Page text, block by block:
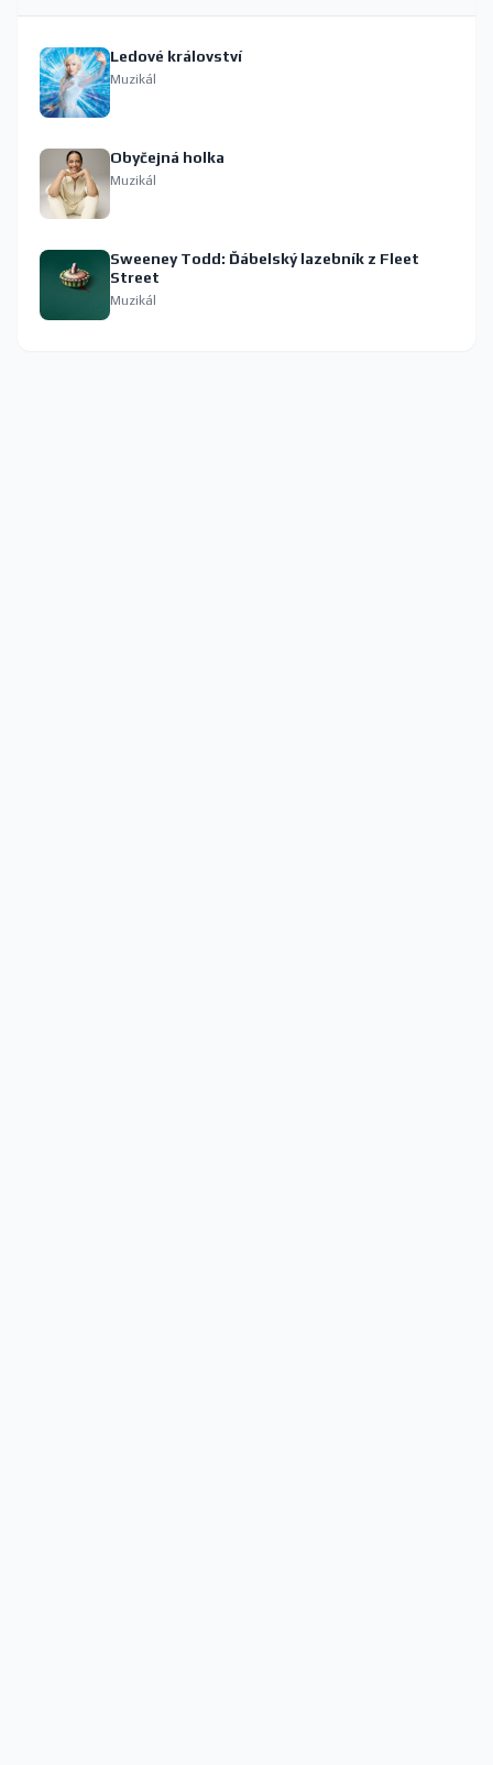
Ledové království
Muzikál
Obyčejná holka
Muzikál
Sweeney Todd: Ďábelský lazebník z Fleet
Street
Muzikál